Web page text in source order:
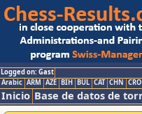
Logged on: Gast
Arabic ARM AZE BIH BUL CAT CHN CRO
Inicio Base de datos de